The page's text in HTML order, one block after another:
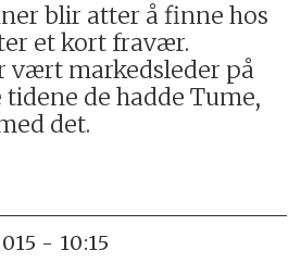
blir atter å finne hos
et kort fravær.
vært markedsleder på
de hadde Tume,
det.
- 10:15